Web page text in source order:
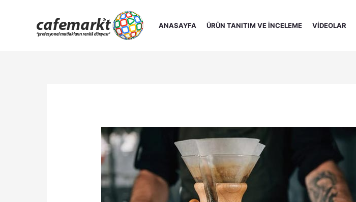
ANASAYFA ÜRÜN TANITIM VE İNCELEME VIDEOLAR